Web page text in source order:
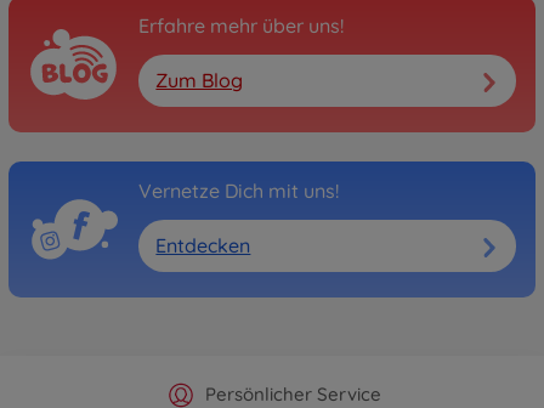
Erfahre mehr über uns!
Zum Blog
Vernetze Dich mit uns!
Entdecken
Offizieller Hersteller Shop
Persönlicher Service
Versandkostenfrei ab 25€
Schnelle Lieferung